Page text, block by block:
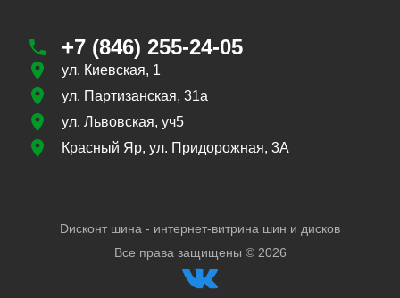
+7 (846) 255-24-05
ул. Киевская, 1
ул. Партизанская, 31а
ул. Львовская, уч5
Красный Яр, ул. Придорожная, 3А
Dисконт шина - интернет-витрина шин и дисков
Все права защищены © 2026